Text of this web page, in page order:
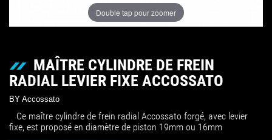
Double tap pour zoomer
MAÎTRE CYLINDRE DE FREIN
RADIAL LEVIER FIXE ACCOSSATO
BY Accossato
Ce maître cylindre de frein radial Accossato forgé, avec levier
fixe, est proposé en diamètre de piston 19mm ou 16mm